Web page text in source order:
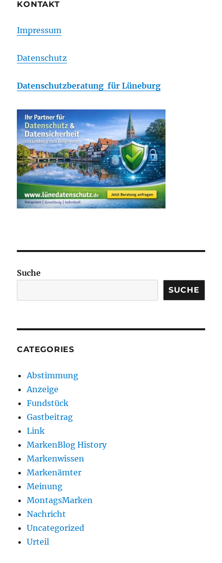
KONTAKT
Impressum
Datenschutz
Datenschutzberatung für Lüneburg
Suche
SUCHE
CATEGORIES
Abstimmung
Anzeige
Fundstück
Gastbeitrag
Link
MarkenBlog History
Markenwissen
Markenämter
Meinung
MontagsMarken
Nachricht
Uncategorized
Urteil